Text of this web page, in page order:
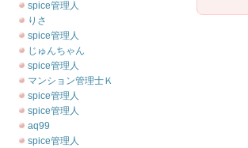
spice管理人
りさ
spice管理人
じゅんちゃん
spice管理人
マンション管理士Ｋ
spice管理人
spice管理人
aq99
spice管理人